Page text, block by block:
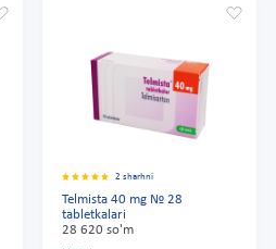
2 sharhni
Telmista 40 mg № 28
tabletkalari
28 620 so'm